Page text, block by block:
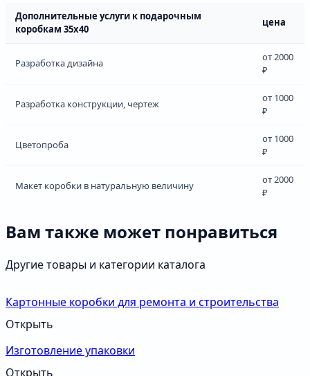
Дополнительные услуги к подарочным
коробкам 35х40
цена
Разработка дизайна
от 2000
₽
Разработка конструкции, чертеж
от 1000
₽
Цветопроба
от 1000
₽
Макет коробки в натуральную величину
от 2000
₽
Вам также может понравиться
Другие товары и категории каталога
Картонные коробки для ремонта и строительства
Открыть
Изготовление упаковки
Открыть